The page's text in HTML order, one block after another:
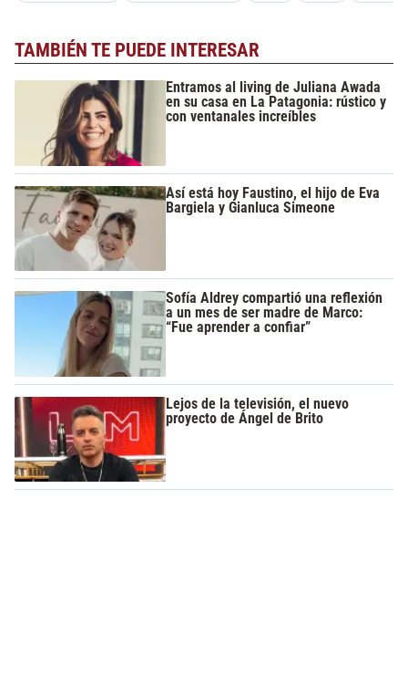
TAMBIÉN TE PUEDE INTERESAR
Entramos al living de Juliana Awada
en su casa en La Patagonia: rústico y
con ventanales increíbles
Así está hoy Faustino, el hijo de Eva
Bargiela y Gianluca Simeone
Sofía Aldrey compartió una reflexión
a un mes de ser madre de Marco:
“Fue aprender a confiar”
Lejos de la televisión, el nuevo
proyecto de Ángel de Brito